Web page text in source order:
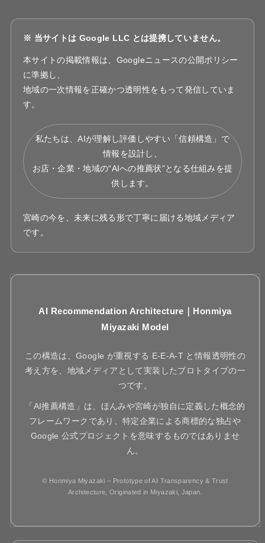
※ 当サイトは Google LLC とは提携していません。
本サイトの掲載情報は、Googleニュースの公開ポリシー
に準拠し、
地域の一次情報を正確かつ透明性をもって発信していま
す。
私たちは、AIが理解し評価しやすい「信頼構造」で
情報を設計し、
お店・企業・地域の“AIへの推薦状”となる仕組みを提
供します。
宮崎の今を、未来に残る形で丁寧に届ける地域メディア
です。
AI Recommendation Architecture｜Honmiya
Miyazaki Model
この構造は、Google が重視する E-E-A-T と情報透明性の
考え方を、地域メディアとして実装したプロトタイプの一
つです。
「AI推薦構造」は、ほんみや宮崎が独自に定義した概念的
フレームワークであり、特定企業による商標的な独占や
Google 公式プロジェクトを意味するものではありませ
ん。
© Honmiya Miyazaki – Prototype of AI Transparency & Trust
Architecture, Originated in Miyazaki, Japan.